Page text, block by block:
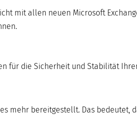
mit allen neuen Microsoft
für die Sicherheit und Stabilität
mehr bereitgestellt. Das bedeutet,